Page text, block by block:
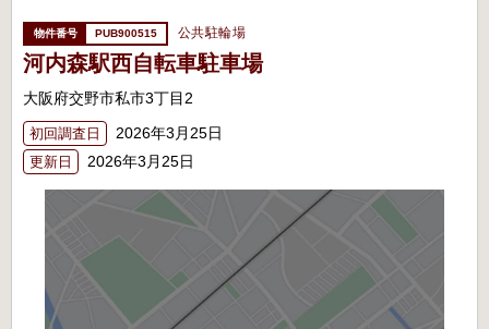
PUB900515 公共駐輪場
河内森駅西自転車駐車場
大阪府交野市私市3丁目2
初回調査日 2026年3月25日
更新日 2026年3月25日